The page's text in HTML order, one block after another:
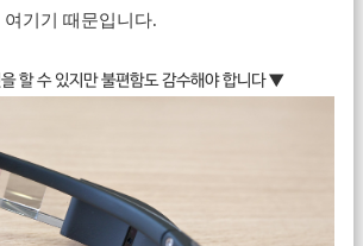
기기 때문입니다.
할 수 있지만 불편함도 감수해야 합니다 ▼